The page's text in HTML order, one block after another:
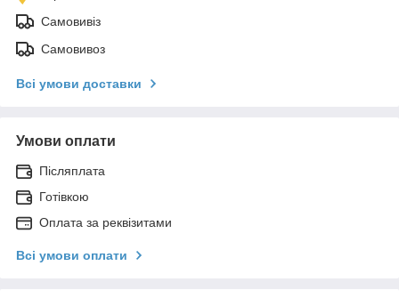
Самовивіз
Самовивоз
Всі умови доставки
Умови оплати
Післяплата
Готівкою
Оплата за реквізитами
Всі умови оплати